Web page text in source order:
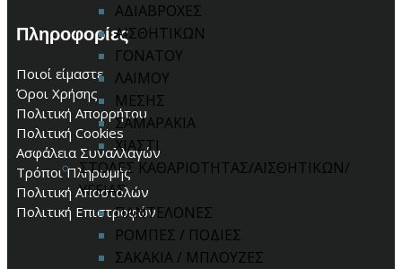
ΑΔΙΑΒΡΟΧΕΣ
ΑΙΣΘΗΤΙΚΩΝ
ΓΟΝΑΤΟΥ
ΛΑΙΜΟΥ
ΜΕΣΗΣ
ΣΑΜΑΡΑΚΙΑ
ΧΙΑΣΤΙ
ΣΤΟΛΕΣ ΚΑΘΑΡΙΟΤΗΤΑΣ/ΑΙΣΘΗΤΙΚΩΝ/
ΥΓΕΙΑΣ
ΠΑΝΤΕΛΟΝΕΣ
ΡΟΜΠΕΣ / ΠΟΔΙΕΣ
ΣΑΚΑΚΙΑ / ΜΠΛΟΥΖΕΣ
Πληροφορίες
Ποιοί είμαστε
Όροι Χρήσης
Πολιτική Απορρήτου
Πολιτική Cookies
Ασφάλεια Συναλλαγών
Τρόποι Πληρωμής
Πολιτική Αποστολών
Πολιτική Επιστροφών